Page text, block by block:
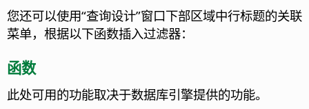
您还可以使用“查询设计”窗口下部区域中行标题的关联
菜单，根据以下函数插入过滤器：
函数
此处可用的功能取决于数据库引擎提供的功能。